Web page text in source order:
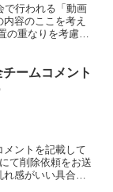
で行われる「動画
容のここを考え
重なりを考慮す
ームコメント
ントを記載して
て削除依頼をお送
感がいい具合に